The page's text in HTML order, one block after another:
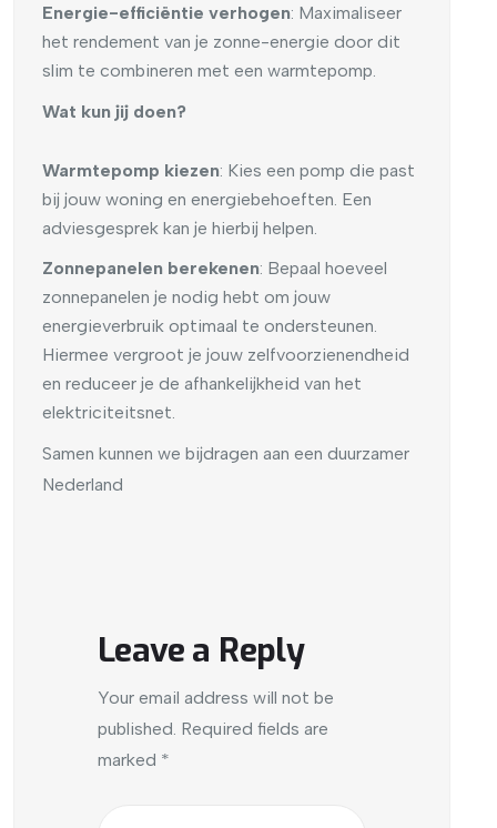
Energie-efficiëntie verhogen: Maximaliseer
het rendement van je zonne-energie door dit
slim te combineren met een warmtepomp.
Wat kun jij doen?
Warmtepomp kiezen: Kies een pomp die past
bij jouw woning en energiebehoeften. Een
adviesgesprek kan je hierbij helpen.
Zonnepanelen berekenen: Bepaal hoeveel
zonnepanelen je nodig hebt om jouw
energieverbruik optimaal te ondersteunen.
Hiermee vergroot je jouw zelfvoorzienendheid
en reduceer je de afhankelijkheid van het
elektriciteitsnet.
Samen kunnen we bijdragen aan een duurzamer
Nederland
Leave a Reply
Your email address will not be
published. Required fields are
marked *